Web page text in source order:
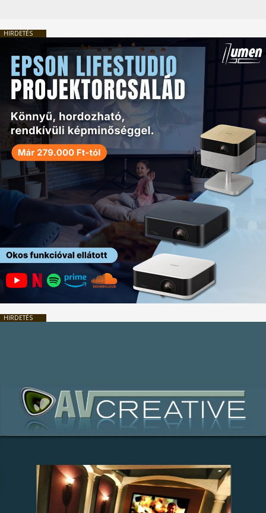
HIRDETÉS
HIRDETÉS